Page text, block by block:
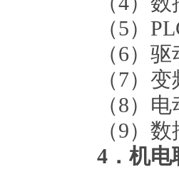
（5）
（6）驱
（7）
（8）电
（9）数
4．机电